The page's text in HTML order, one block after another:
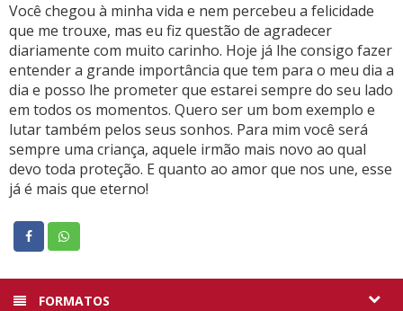
Você chegou à minha vida e nem percebeu a felicidade
que me trouxe, mas eu fiz questão de agradecer
diariamente com muito carinho. Hoje já lhe consigo fazer
entender a grande importância que tem para o meu dia a
dia e posso lhe prometer que estarei sempre do seu lado
em todos os momentos. Quero ser um bom exemplo e
lutar também pelos seus sonhos. Para mim você será
sempre uma criança, aquele irmão mais novo ao qual
devo toda proteção. E quanto ao amor que nos une, esse
já é mais que eterno!
FORMATOS